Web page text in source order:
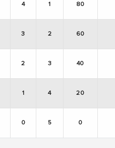
4 1 80
3 2 60
2 3 40
1 4 20
0 5 0